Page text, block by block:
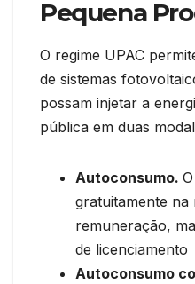
Pequena
O regime UPAC
de sistemas
possam injetar a
pública em duas
Autoconsumo.
gratuitamente na
remuneração,
de licenciamento
Autoconsumo